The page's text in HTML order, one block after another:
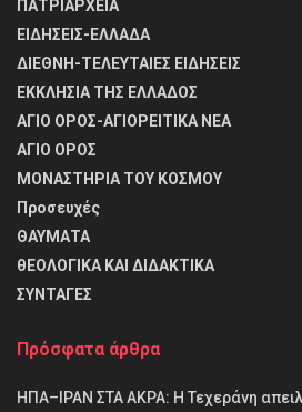
ΠΑΤΡΙΑΡΧΕΙΑ
ΕΙΔΗΣΕΙΣ-ΕΛΛΑΔΑ
ΔΙΕΘΝΗ-ΤΕΛΕΥΤΑΙΕΣ ΕΙΔΗΣΕΙΣ
ΕΚΚΛΗΣΙΑ ΤΗΣ ΕΛΛΑΔΟΣ
ΑΓΙΟ ΟΡΟΣ-ΑΓΙΟΡΕΙΤΙΚΑ ΝΕΑ
ΑΓΙΟ ΟΡΟΣ
ΜΟΝΑΣΤΗΡΙΑ ΤΟΥ ΚΟΣΜΟΥ
Προσευχές
ΘΑΥΜΑΤΑ
θΕΟΛΟΓΙΚΑ ΚΑΙ ΔΙΔΑΚΤΙΚΑ
ΣΥΝΤΑΓΕΣ
Πρόσφατα άρθρα
ΗΠΑ–ΙΡΑΝ ΣΤΑ ΑΚΡΑ: Η Τεχεράνη